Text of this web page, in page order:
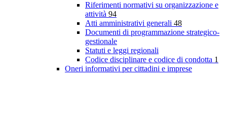
Riferimenti normativi su organizzazione e
attività 94
Atti amministrativi generali 48
Documenti di programmazione strategico-
gestionale
Statuti e leggi regionali
Codice disciplinare e codice di condotta 1
Oneri informativi per cittadini e imprese